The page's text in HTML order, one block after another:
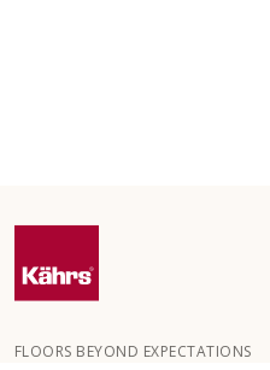
FLOORS BEYOND EXPECTATIONS